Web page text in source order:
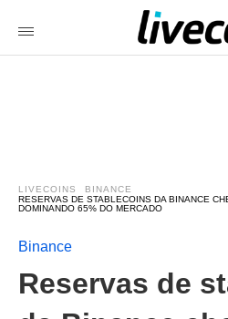
LIVECOINS
BINANCE
RESERVAS DE STABLECOINS DA BINANCE
DOMINANDO 65% DO MERCADO
Binance
Reservas de